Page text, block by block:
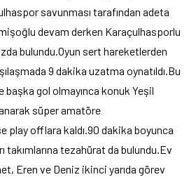
savunması tarafından adeta
devam derken Karaçulhasporlu
bulundu.Oyun sert hareketlerden
9 dakika uzatma oynatıldı.Bu
başka gol olmayınca konuk Yeşil
süper amatöre
play offlara kaldı.90 dakika boyunca
takımlarına tezahürat da bulundu.Ev
Eren ve Deniz ikinci yarıda görev